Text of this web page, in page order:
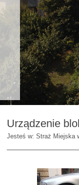
Urządzenie
Jesteś w: Straż Miejska